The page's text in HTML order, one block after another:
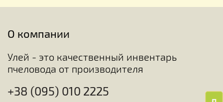
О компании
Улей - это качественный инвентарь
пчеловода от производителя
+38 (095) 010 2225